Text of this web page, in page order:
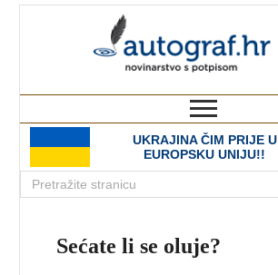
UKRAJINA ČIM PRIJE U
EUROPSKU UNIJU!!
Sećate li se oluje?